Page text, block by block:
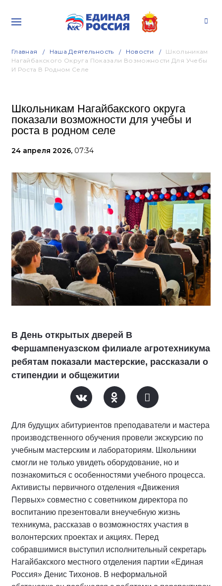
Главная Наша Деятельность Новости
Школьникам
Нагайбакского Округа Показали Возможности Для Учебы
И Роста В Родном Селе
Школьникам Нагайбакского округа
показали возможности для учебы и
роста в родном селе
24 апреля 2026, 07:34
В День открытых дверей В
Фершампенуазском филиале агротехникума
ребятам показали мастерские, рассказали о
стипендии и общежитии
Для будущих абитуриентов преподаватели и мастера
производственного обучения провели экскурсию по
учебным мастерским и лабораториям. Школьники
смогли не только увидеть оборудование, но и
познакомиться с особенностями учебного процесса.
Активисты первичного отделения «Движения
Первых» совместно с советником директора по
воспитанию презентовали внеучебную жизнь
техникума, рассказав о возможностях участия в
волонтерских проектах и акциях. Перед
собравшимися выступил исполнительный секретарь
Нагайбакского местного отделения партии «Единая
Россия» Денис Тихонов. В неформальной